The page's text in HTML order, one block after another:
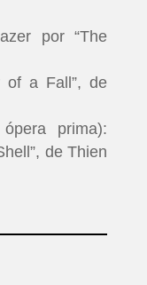
por “The
of a Fall”, de
prima):
de Thien